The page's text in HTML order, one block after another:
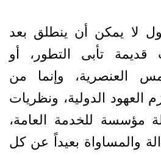
لا يمكن أن ينطلق بعد
قديمة تأبى التطور، أو
العنصرية، وإنما من
العهود الدولية، ونظريات
مؤسسة للخدمة العامة،
والمساواة بعيداً عن كل